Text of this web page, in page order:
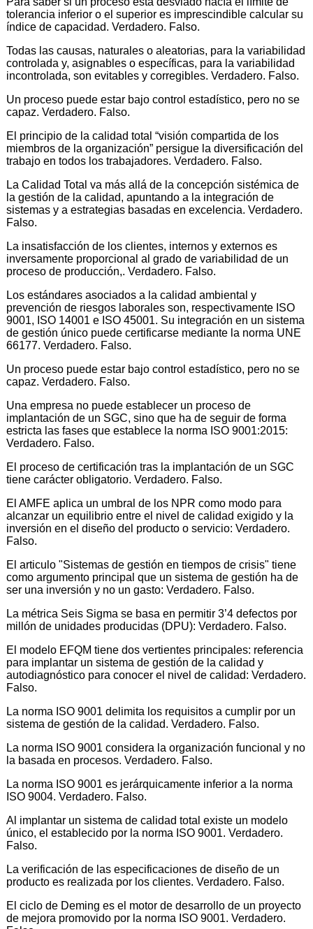
tolerancia inferior o el superior es imprescindible calcular su
índice de capacidad. Verdadero. Falso.
Todas las causas, naturales o aleatorias, para la variabilidad
controlada y, asignables o específicas, para la variabilidad
incontrolada, son evitables y corregibles. Verdadero. Falso.
Un proceso puede estar bajo control estadístico, pero no se
capaz. Verdadero. Falso.
El principio de la calidad total “visión compartida de los
miembros de la organización” persigue la diversificación del
trabajo en todos los trabajadores. Verdadero. Falso.
La Calidad Total va más allá de la concepción sistémica de
la gestión de la calidad, apuntando a la integración de
sistemas y a estrategias basadas en excelencia. Verdadero.
Falso.
La insatisfacción de los clientes, internos y externos es
inversamente proporcional al grado de variabilidad de un
proceso de producción,. Verdadero. Falso.
Los estándares asociados a la calidad ambiental y
prevención de riesgos laborales son, respectivamente ISO
9001, ISO 14001 e ISO 45001. Su integración en un sistema
de gestión único puede certificarse mediante la norma UNE
66177. Verdadero. Falso.
Un proceso puede estar bajo control estadístico, pero no se
capaz. Verdadero. Falso.
Una empresa no puede establecer un proceso de
implantación de un SGC, sino que ha de seguir de forma
estricta las fases que establece la norma ISO 9001:2015:
Verdadero. Falso.
El proceso de certificación tras la implantación de un SGC
tiene carácter obligatorio. Verdadero. Falso.
El AMFE aplica un umbral de los NPR como modo para
alcanzar un equilibrio entre el nivel de calidad exigido y la
inversión en el diseño del producto o servicio: Verdadero.
Falso.
El articulo "Sistemas de gestión en tiempos de crisis" tiene
como argumento principal que un sistema de gestión ha de
ser una inversión y no un gasto: Verdadero. Falso.
La métrica Seis Sigma se basa en permitir 3’4 defectos por
millón de unidades producidas (DPU): Verdadero. Falso.
El modelo EFQM tiene dos vertientes principales: referencia
para implantar un sistema de gestión de la calidad y
autodiagnóstico para conocer el nivel de calidad: Verdadero.
Falso.
La norma ISO 9001 delimita los requisitos a cumplir por un
sistema de gestión de la calidad. Verdadero. Falso.
La norma ISO 9001 considera la organización funcional y no
la basada en procesos. Verdadero. Falso.
La norma ISO 9001 es jerárquicamente inferior a la norma
ISO 9004. Verdadero. Falso.
Al implantar un sistema de calidad total existe un modelo
único, el establecido por la norma ISO 9001. Verdadero.
Falso.
La verificación de las especificaciones de diseño de un
producto es realizada por los clientes. Verdadero. Falso.
El ciclo de Deming es el motor de desarrollo de un proyecto
de mejora promovido por la norma ISO 9001. Verdadero.